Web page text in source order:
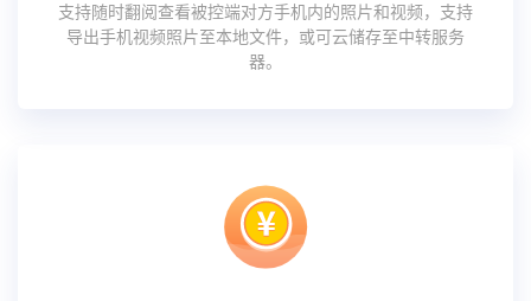
支持随时翻阅查看被控端对方手机内的照片和视频，支持
导出手机视频照片至本地文件，或可云储存至中转服务
器。